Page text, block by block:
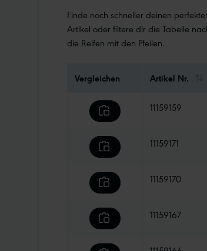
Finde noch schneller deinen
Artikel oder filtere dir die Tabelle
die Reifen mit den Pfeilen.
Vergleichen Artikel Nr.
11159159
11159171
11159170
11159167